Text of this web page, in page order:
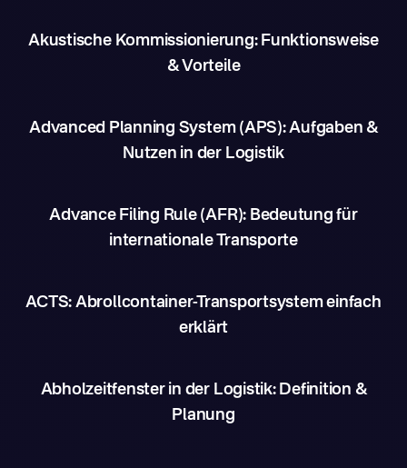
Akustische Kommissionierung: Funktionsweise
& Vorteile
Advanced Planning System (APS): Aufgaben &
Nutzen in der Logistik
Advance Filing Rule (AFR): Bedeutung für
internationale Transporte
ACTS: Abrollcontainer-Transportsystem einfach
erklärt
Abholzeitfenster in der Logistik: Definition &
Planung